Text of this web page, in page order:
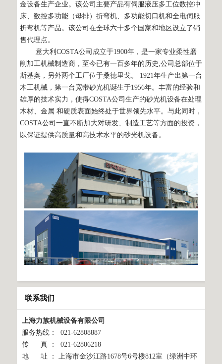
金设备生产企业。该公司主要产品有伺服液压多工位数控冲
床、数控多功能（母排）折弯机、多功能切口机和全电伺服
折弯机等产品。该公司在全球六十多个国家和地区设立了销
售代理点。
意大利COSTA公司成立于1900年，是一家专业柔性磨
削加工机械制造商，至今已有一百多年的历史,公司总部位于
斯基奥，另外两个工厂位于桑德里戈。 1921年生产出第一台
木工机械，第一台宽带砂光机诞生于1956年。丰富的经验和
雄厚的技术实力，使得COSTA公司生产的砂光机设备在处理
木材、金属 和硬质表面始终处于世界领先水平。与此同时，
COSTA公司一直不断加大对研发、制造工艺等方面的投资，
以保证提供高质量和高技术水平的砂光机设备。
联系我们
上海力族机械设备有限公司
服务热线： 021-62808887
传 真 ： 021-62806218
地 址 ： 上海市金沙江路1678号6号楼812室（绿洲中环